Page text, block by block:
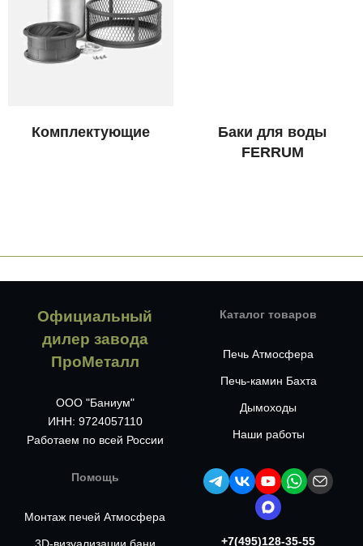
Комплектующие
Баки для воды
FERRUM
Официальный
дилер завода
ПроМеталл
ООО "Баниум"
ИНН: 9724057110
Работаем по всей России
Каталог товаров
Печь Атмосфера
Печь-камин Бахта
Дымоходы
Наши работы
Помощь
Монтаж печей Атмосфера
+7(495)128-35-55